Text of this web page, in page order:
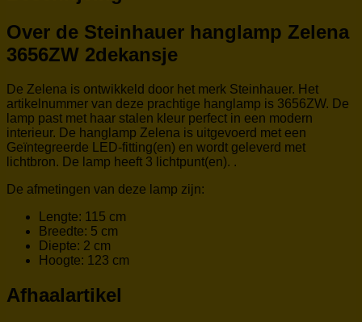
Over de Steinhauer hanglamp Zelena
3656ZW 2dekansje
De Zelena is ontwikkeld door het merk Steinhauer. Het
artikelnummer van deze prachtige hanglamp is 3656ZW. De
lamp past met haar stalen kleur perfect in een modern
interieur. De hanglamp Zelena is uitgevoerd met een
Geïntegreerde LED-fitting(en) en wordt geleverd met
lichtbron. De lamp heeft 3 lichtpunt(en). .
De afmetingen van deze lamp zijn:
Lengte: 115 cm
Breedte: 5 cm
Diepte: 2 cm
Hoogte: 123 cm
Afhaalartikel